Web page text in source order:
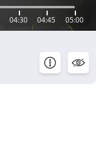
04:30 04:45 05:00